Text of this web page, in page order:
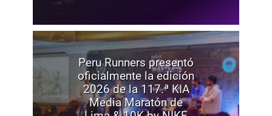
Peru Runners presentó
oficialmente la edición
2026 de la 117.ª KIA
Media Maratón de